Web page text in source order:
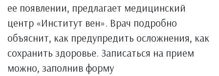
ее появлении, предлагает медицинский
центр «Институт вен». Врач подробно
объяснит, как предупредить осложнения, как
сохранить здоровье. Записаться на прием
можно, заполнив форму